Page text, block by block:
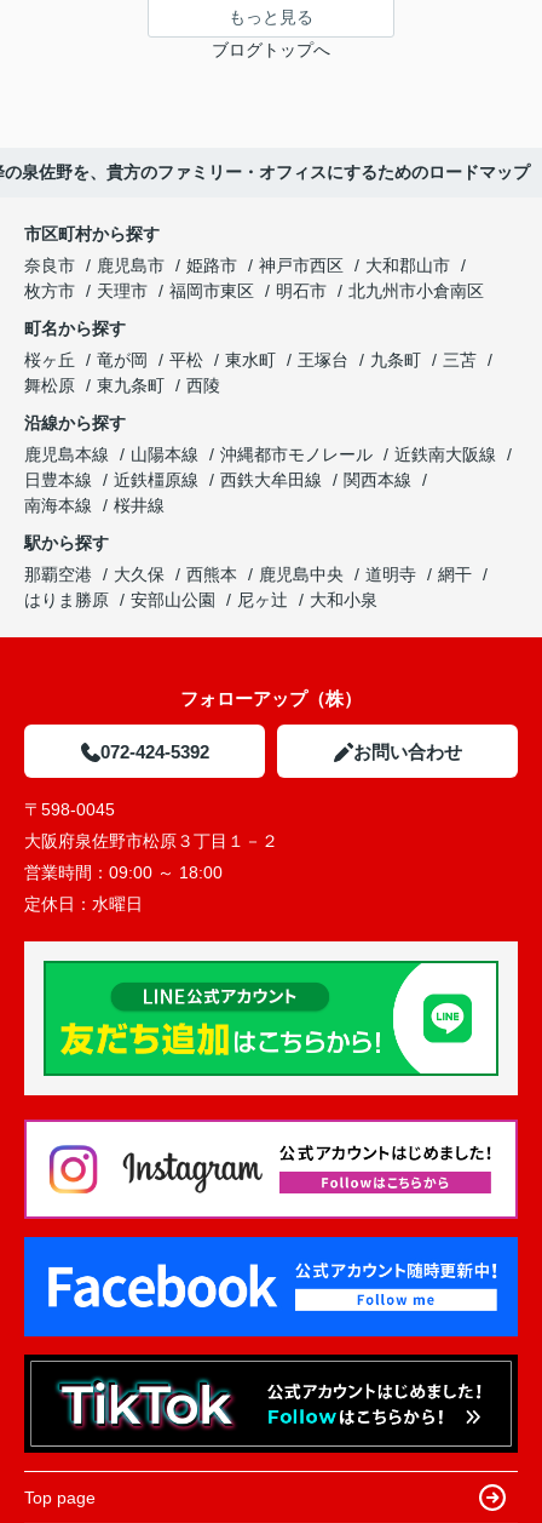
もっと見る
ブログトップへ
泉佐野を、貴方のファミリー・オフィスにするためのロードマップ
市区町村から探す
奈良市
鹿児島市 姫路市 神戸市西区
大和郡山市
枚方市
天理市 福岡市東区 明石市
北九州市小倉南区
町名から探す
桜ヶ丘
竜が岡 平松 東水町 王塚台 九条町
三苫
舞松原
東九条町
西陵
沿線から探す
鹿児島本線
山陽本線 沖縄都市モノレール
近鉄南大阪線
日豊本線
近鉄橿原線 西鉄大牟田線
関西本線
南海本線
桜井線
駅から探す
那覇空港
大久保 西熊本 鹿児島中央 道明寺
網干
はりま勝原
安部山公園 尼ヶ辻 大和小泉
フォローアップ（株）
072-424-5392 お問い合わせ
〒598-0045
大阪府泉佐野市松原３丁目１－２
営業時間： 09:00 ～ 18:00
定休日： 水曜日
Top page